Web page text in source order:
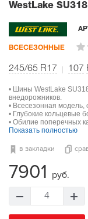
WestLake SU318
ВСЕСЕЗОННЫЕ
245/65 R17 107
• Шины WestLake
внедорожников.
• Всесезонная
• Глубокие кольцевые
• Обилие поперечных
Показать полностью
в закладки
7901 руб.
4